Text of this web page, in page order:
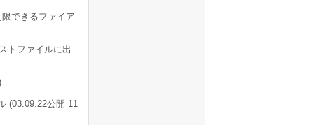
できるファイア
トファイルに出
(03.09.22公開 11